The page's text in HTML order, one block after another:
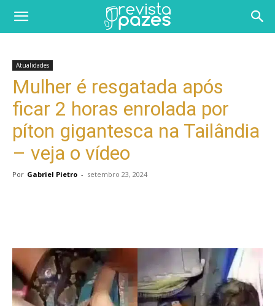
Atualidades
Mulher é resgatada após
ficar 2 horas enrolada por
píton gigantesca na Tailândia
– veja o vídeo
Por Gabriel Pietro - setembro 23, 2024